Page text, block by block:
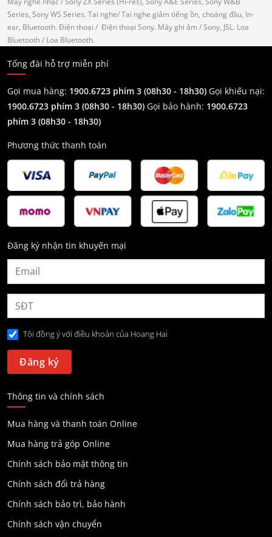
Series, Sony WS Series. Tai nghe/ Tai nghe giảm tiếng ồn, choàng đầu, In-
ear, Bluetooth. Điện thoại / Điện thoại Sony. Máy ghi âm / Sony, JSL. Loa
Bluetooth/ Loa Bluetooth.
Tổng đài hỗ trợ miễn phí
Gọi mua hàng: 1900.6723 phím 3 (08h30 - 18h30) Gọi khiếu nại:
1900.6723 phím 3 (08h30 - 18h30) Gọi bảo hành: 1900.6723
phím 3 (08h30 - 18h30)
Phương thức thanh toán
Đăng ký nhận tin khuyến mại
Tôi đồng ý với điều khoản của Hoang Hai
Thông tin và chính sách
Mua hàng và thanh toán Online
Mua hàng trả góp Online
Chính sách bảo mật thông tin
Chính sách đổi trả hàng
Chính sách bảo trì, bảo hành
Chính sách vận chuyển